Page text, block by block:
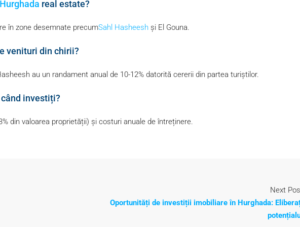
Hurghada real estate?
în zone desemnate precumSahl Hasheesh și El Gouna.
venituri din chirii?
au un randament anual de 10-12% datorită cererii din partea turiștilor.
investiți?
din valoarea proprietății) și costuri anuale de întreținere.
Next
Oportunități de investiții imobiliare în Hurghada: